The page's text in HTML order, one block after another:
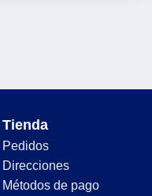
Tienda
Pedidos
Direcciones
Métodos de pago